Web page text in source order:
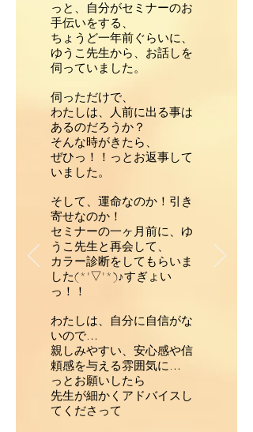
っと、自分がセミナーのお
手伝いをする、
ちょうど一年前ぐらいに、
ゆうこ先生から、お話しを
伺っていました。
伺っただけで、
わたしは、人前に出る事は
あるのだろうか？
そんな時がきたら、
ぜひっ！！っとお返事して
いました。
そして、運命なのか！引き
寄せなのか！
セミナーの一ヶ月前に、ゆ
うこ先生と再会して、
カラー診断をしてもらいま
した(*'▽'*)♪すぎょい
っ！！
わたしは、自分に自信がな
いので…
親しみやすい、安心感や信
頼感を与える雰囲気に…
っとお願いしたら
先生が細かくアドバイスし
てくださって